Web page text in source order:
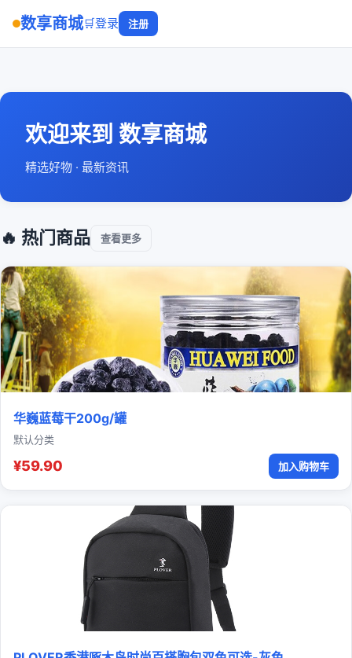
数享商城🛒登录 注册
欢迎来到 数享商城
精选好物 · 最新资讯
🔥 热门商品 查看更多
华巍蓝莓干200g/罐
默认分类
¥59.90 加入购物车